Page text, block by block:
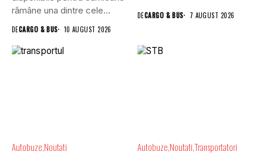
rămâne una dintre cele
DECARGO & BUS 10 AUGUST 2026
DECARGO & BUS 7 AUGUST 2026
Autobuze Noutati Autobuze NoutatiTransportatori